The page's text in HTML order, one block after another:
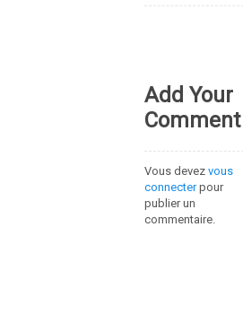
Add Your
Comment
Vous devez vous
connecterpour
publier un
commentaire.